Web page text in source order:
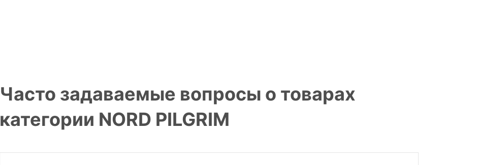
Часто задаваемые вопросы о товарах
категории NORD PILGRIM